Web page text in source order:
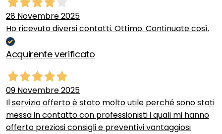
28 Novembre 2025
Ho ricevuto diversi contatti. Ottimo. Continuate così.
Acquirente verificato
09 Novembre 2025
Il servizio offerto è stato molto utile perché sono stati
messa in contatto con professionisti i quali mi hanno
offerto preziosi consigli e preventivi vantaggiosi